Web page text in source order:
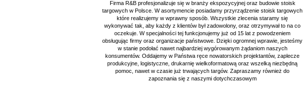
Firma R&B profesjonalizuje się w branży ekspozycyjnej oraz budowie stoisk
targowych w Polsce. W asortymencie posiadamy przyrządzenie stoisk targowych
które realizujemy w wprawny sposób. Wszystkie zlecenia staramy się
wykonywać tak, aby każdy z klientów był zadowolony, oraz otrzymywał to na co
oczekuje. W specjalności tej funkcjonujemy już od 15 lat z powodzeniem
obsługując firmy oraz organizacje państwowe. Dzięki ogromnej wprawie, jesteśmy
w stanie podołać nawet najbardziej wygórowanym żądaniom naszych
konsumentów. Oddajemy w Państwa ręce nowatorskich projektantów, zaplecze
produkcyjne, logistyczne, drukarnię wielkoformatową oraz wszelką niezbędną
pomoc, nawet w czasie już trwających targów. Zapraszamy również do
zapoznania się z naszymi dotychczasowym